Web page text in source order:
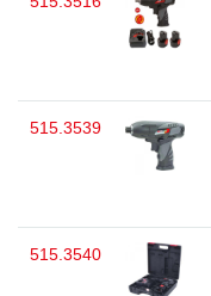
515.3539
515.3540